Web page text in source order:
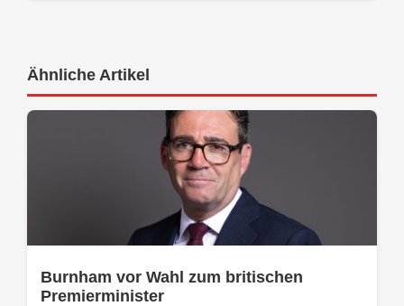
Ähnliche Artikel
Burnham vor Wahl zum britischen
Premierminister